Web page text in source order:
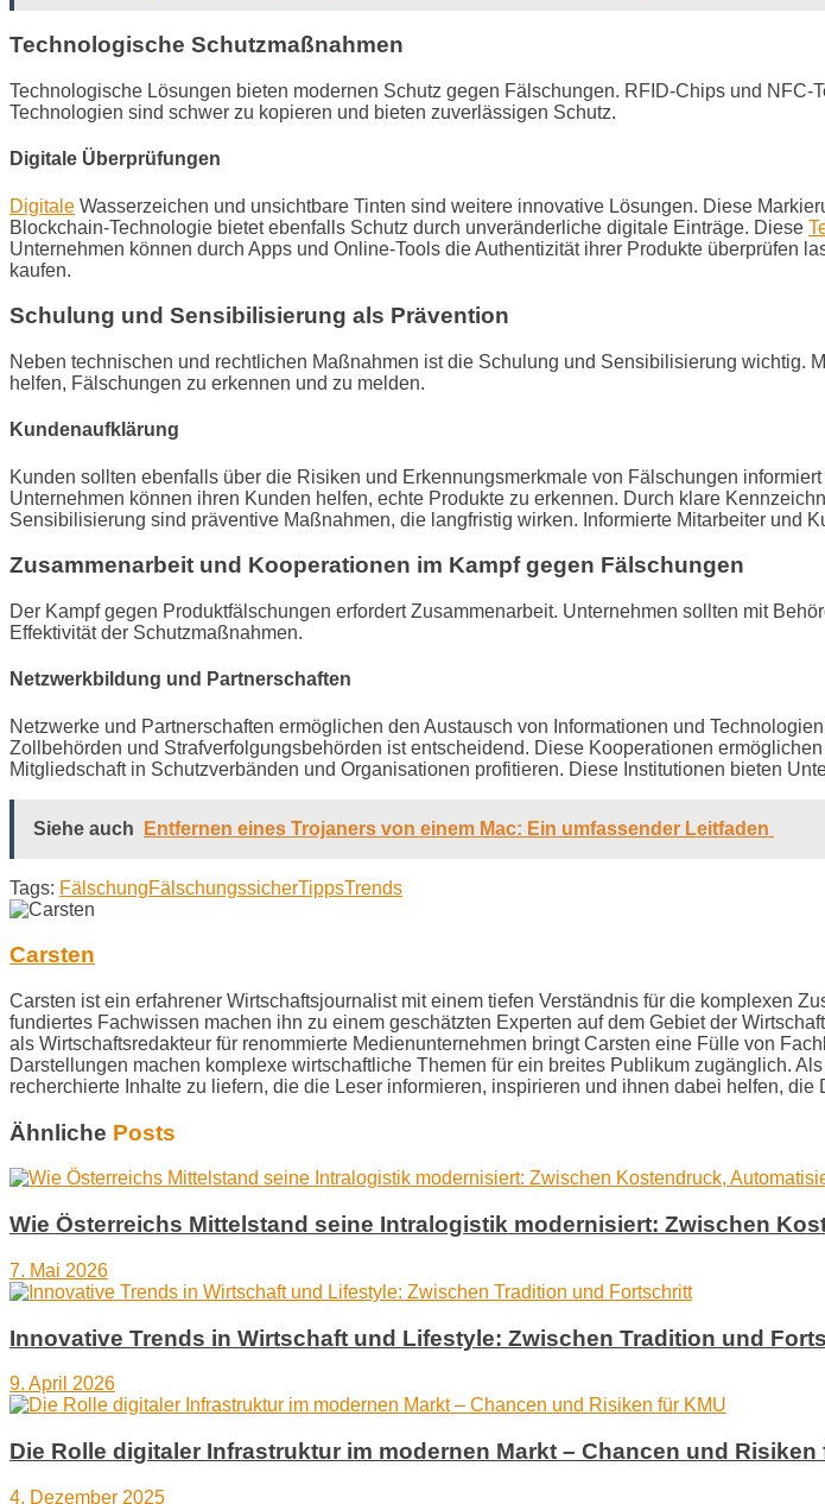
Technologische Schutzmaßnahmen
Technologische Lösungen bieten modernen Schutz gegen Fälschungen. RFID-Chips und
Technologien sind schwer zu kopieren und bieten zuverlässigen Schutz.
Digitale Überprüfungen
Digitale Wasserzeichen und unsichtbare Tinten sind weitere innovative Lösungen. Diese
Blockchain-Technologie bietet ebenfalls Schutz durch unveränderliche digitale Einträge. Diese
Unternehmen können durch Apps und Online-Tools die Authentizität ihrer Produkte überprüfen
kaufen.
Schulung und Sensibilisierung als Prävention
Neben technischen und rechtlichen Maßnahmen ist die Schulung und Sensibilisierung wichtig.
helfen, Fälschungen zu erkennen und zu melden.
Kundenaufklärung
Kunden sollten ebenfalls über die Risiken und Erkennungsmerkmale von Fälschungen
Unternehmen können ihren Kunden helfen, echte Produkte zu erkennen. Durch klare
Sensibilisierung sind präventive Maßnahmen, die langfristig wirken. Informierte Mitarbeiter und
Zusammenarbeit und Kooperationen im Kampf gegen Fälschungen
Der Kampf gegen Produktfälschungen erfordert Zusammenarbeit. Unternehmen sollten mit
Effektivität der Schutzmaßnahmen.
Netzwerkbildung und Partnerschaften
Netzwerke und Partnerschaften ermöglichen den Austausch von Informationen und
Zollbehörden und Strafverfolgungsbehörden ist entscheidend. Diese Kooperationen
Mitgliedschaft in Schutzverbänden und Organisationen profitieren. Diese Institutionen bieten
Siehe auch Entfernen eines Trojaners von einem Mac: Ein umfassender Leitfaden
Tags: FälschungFälschungssicherTippsTrends
Carsten
Carsten ist ein erfahrener Wirtschaftsjournalist mit einem tiefen Verständnis für die komplexen
fundiertes Fachwissen machen ihn zu einem geschätzten Experten auf dem Gebiet der
als Wirtschaftsredakteur für renommierte Medienunternehmen bringt Carsten eine Fülle von
Darstellungen machen komplexe wirtschaftliche Themen für ein breites Publikum zugänglich.
recherchierte Inhalte zu liefern, die die Leser informieren, inspirieren und ihnen dabei helfen,
Ähnliche Posts
Wie Österreichs Mittelstand seine Intralogistik modernisiert: Zwischen
7. Mai 2026
Innovative Trends in Wirtschaft und Lifestyle: Zwischen Tradition und
9. April 2026
Die Rolle digitaler Infrastruktur im modernen Markt – Chancen und Risiken
4. Dezember 2025